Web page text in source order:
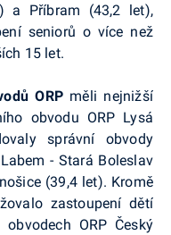
a Příbram (43,2 let),
seniorů o více než
15 let.
ORPměli nejnižší
obvodu ORP Lysá
správní obvody
- Stará Boleslav
(39,4 let). Kromě
zastoupení dětí
ORP Český